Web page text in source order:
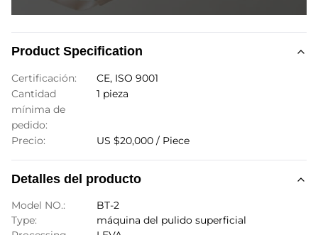
Product Specification
Certificación:
CE, ISO 9001
Cantidad
mínima de
pedido:
1 pieza
Precio: US $20,000 / Piece
Detalles del producto
Model NO.:
BT-2
Type:
máquina del pulido superficial